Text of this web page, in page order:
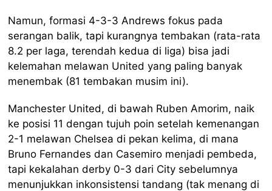
Namun, formasi 4-3-3 Andrews fokus pada
serangan balik, tapi kurangnya tembakan (rata-rata
8.2 per laga, terendah kedua di liga) bisa jadi
kelemahan melawan United yang paling banyak
menembak (81 tembakan musim ini).
Manchester United, di bawah Ruben Amorim, naik
ke posisi 11 dengan tujuh poin setelah kemenangan
2-1 melawan Chelsea di pekan kelima, di mana
Bruno Fernandes dan Casemiro menjadi pembeda,
tapi kekalahan derby 0-3 dari City sebelumnya
menunjukkan inkonsistensi tandang (tak menang di